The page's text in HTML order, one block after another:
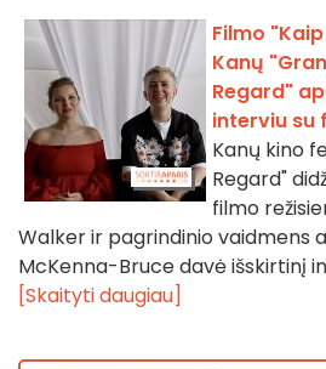
Filmo
Kanų
Regard"
interviu su
Kanų kino
Regard"
filmo
Walker ir pagrindinio vaidmens
McKenna-Bruce davė išskirtinį
[Skaityti daugiau]